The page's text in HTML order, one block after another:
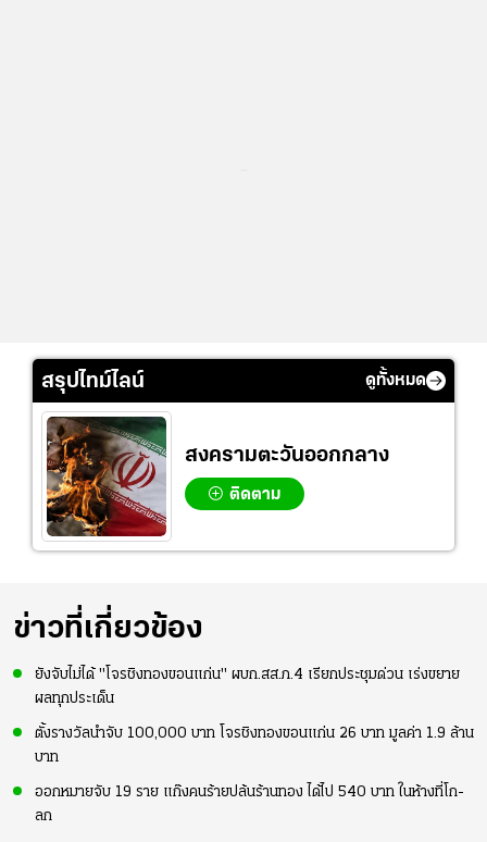
สรุปไทม์ไลน์ ดูทั้งหมด
สงครามตะวันออกกลาง
ติดตาม
ข่าวที่เกี่ยวข้อง
ยังจับไม่ได้ "โจรชิงทองขอนแก่น" ผบก.สส.ภ.4 เรียกประชุมด่วน เร่งขยาย
ผลทุกประเด็น
ตั้งรางวัลนำจับ 100,000 บาท โจรชิงทองขอนแก่น 26 บาท มูลค่า 1.9 ล้าน
บาท
ออกหมายจับ 19 ราย แก๊งคนร้ายปล้นร้านทอง ได้ไป 540 บาท ในห้างที่โก-
ลก